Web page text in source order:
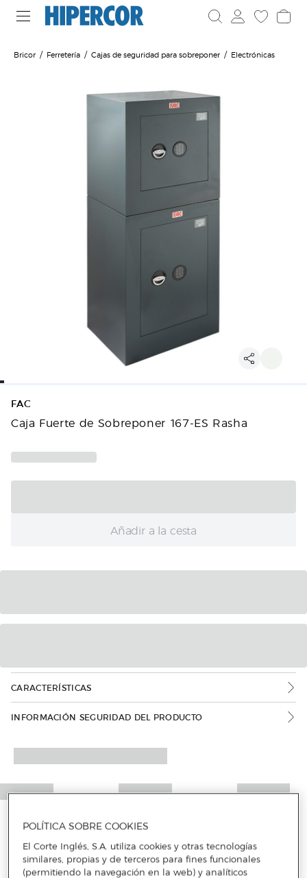
Bricor Ferretería Cajas de seguridad para sobreponer Electrónicas
FAC
Caja Fuerte de Sobreponer 167-ES Rasha
Añadir a la cesta
CARACTERÍSTICAS
INFORMACIÓN SEGURIDAD DEL PRODUCTO
POLÍTICA SOBRE COOKIES
El Corte Inglés, S.A. utiliza cookies y otras tecnologías
similares, propias y de terceros para fines funcionales
(permitiendo la navegación en la web) y analíticos